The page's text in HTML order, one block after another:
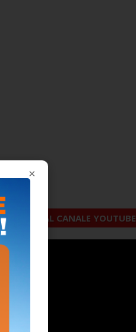
×
ISCRIVITI AL CANALE YOUTUBE